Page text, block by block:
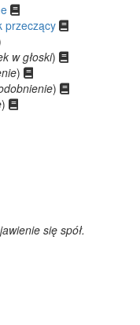
przeczący
w głoski)
)
)
)
się spół.